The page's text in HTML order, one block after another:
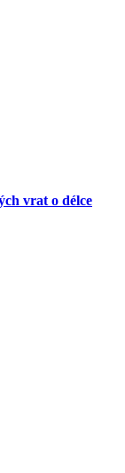
vrat o délce